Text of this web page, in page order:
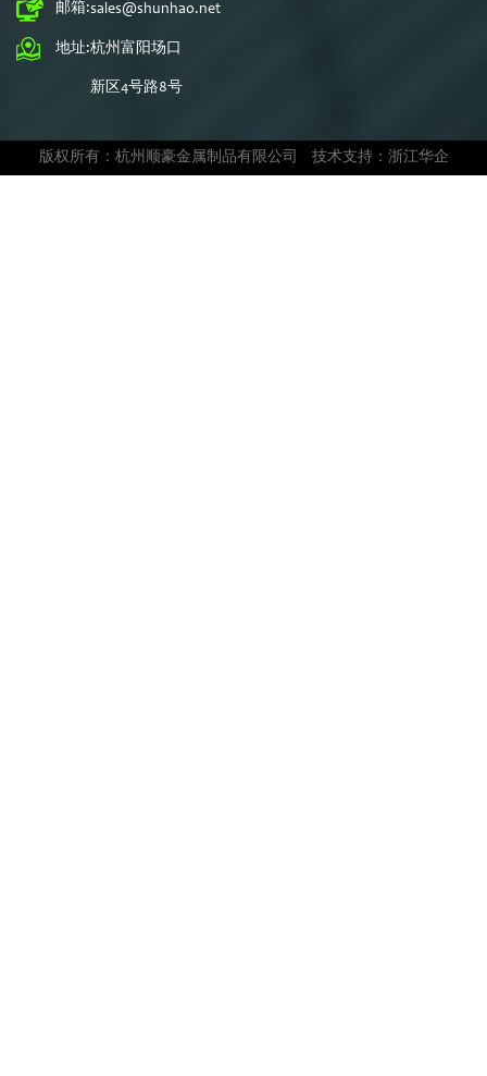
邮箱:sales@shunhao.net
地址:杭州富阳场口
新区4号路8号
版权所有：杭州顺豪金属制品有限公司 技术支持：浙江华企